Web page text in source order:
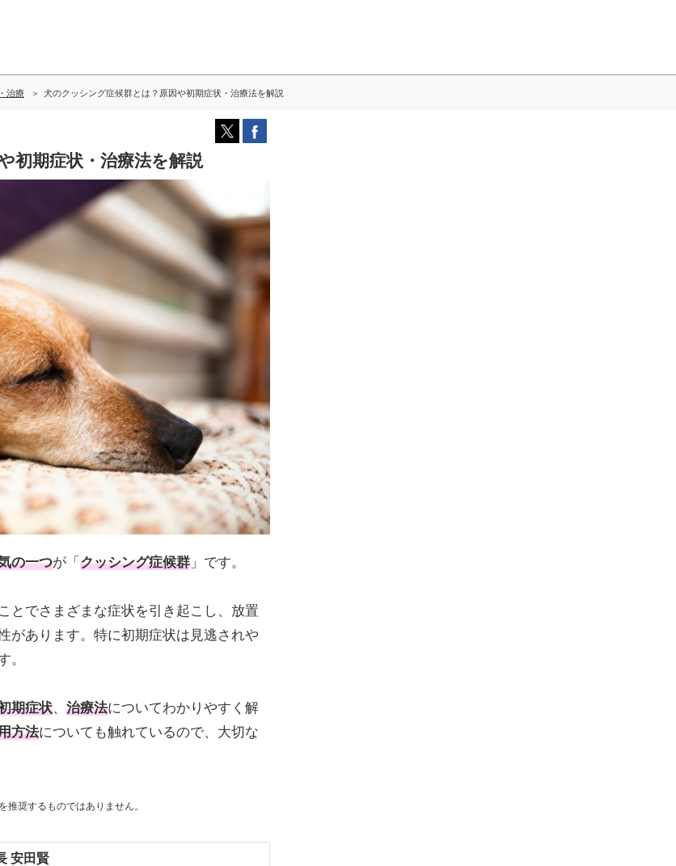
治療 犬のクッシング症候群とは？原因や初期症状・治療法を解説
初期症状・治療法を解説
の一つが「 クッシング症候群 」です。
とでさまざまな症状を引き起こし、放置
があります。特に初期症状は見逃されや
。
期症状、 治療法についてわかりやすく解
方法についても触れているので、大切な
奨するものではありません。
安田賢